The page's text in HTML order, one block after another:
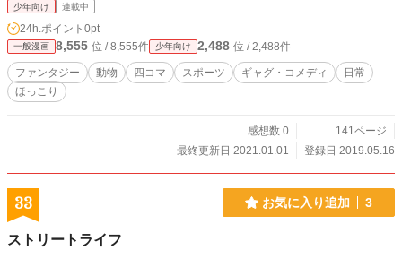
少年向け 連載中
24h.ポイント 0pt
一般漫画 8,555 位 / 8,555件 少年向け 2,488 位 / 2,488件
ファンタジー 動物 四コマ スポーツ ギャグ・コメディ
日常
ほっこり
感想数 0
141ページ
最終更新日 2021.01.01
登録日 2019.05.16
33 お気に入り追加 3
ストリートライフ